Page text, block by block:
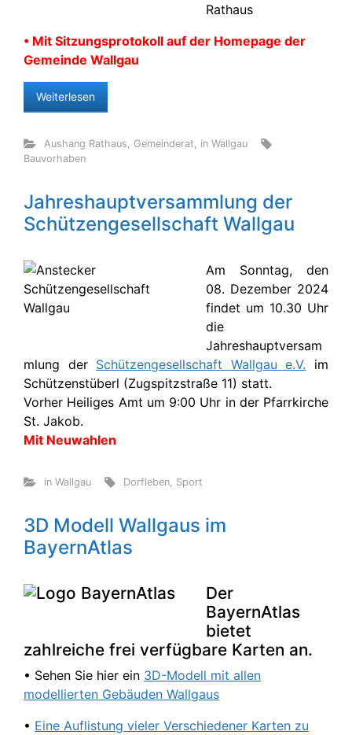
Rathaus
• Mit Sitzungsprotokoll auf der Homepage der
Gemeinde Wallgau
Weiterlesen
Aushang Rathaus Gemeinderat
in Wallgau
Bauvorhaben
Jahreshauptversammlung der
Schützengesellschaft Wallgau
Am Sonntag, den
08. Dezember 2024
findet um 10.30 Uhr
die
Jahreshauptversam
mlung der Schützengesellschaft Wallgau e.V. im
Schützenstüberl (Zugspitzstraße 11) statt.
Vorher Heiliges Amt um 9:00 Uhr in der Pfarrkirche
St. Jakob.
Mit Neuwahlen
in Wallgau Dorfleben Sport
3D Modell Wallgaus im
BayernAtlas
Der
BayernAtlas
bietet
zahlreiche frei verfügbare Karten an.
• Sehen Sie hier ein 3D-Modell mit allen
modellierten Gebäuden Wallgaus
• Eine Auflistung vieler Verschiedener Karten zu